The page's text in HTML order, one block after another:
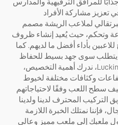
للمرافق الترفيهية والمدارس
تعزيز مشاركة الأفراد
لملاعب الريشة مصمم
وتحكم، حيث يُعيد إنشاء ظروف
بأداء أفضل ما لديهم. كما
يتطلب سوى جهد بسيط للحفاظ
على مظهره المتميز. في Luckinpadel، ندرك أهمية التخصيص،
وكثافات مختلفة لخيوط
سطح اللعب وفقًا لاحتياجاتهم
التركيب المحترف لدينا ولدينا
في المجال، فإننا نمتلك الخبرة اللازمة
ملعبك إلى ملعب مميز وعالي